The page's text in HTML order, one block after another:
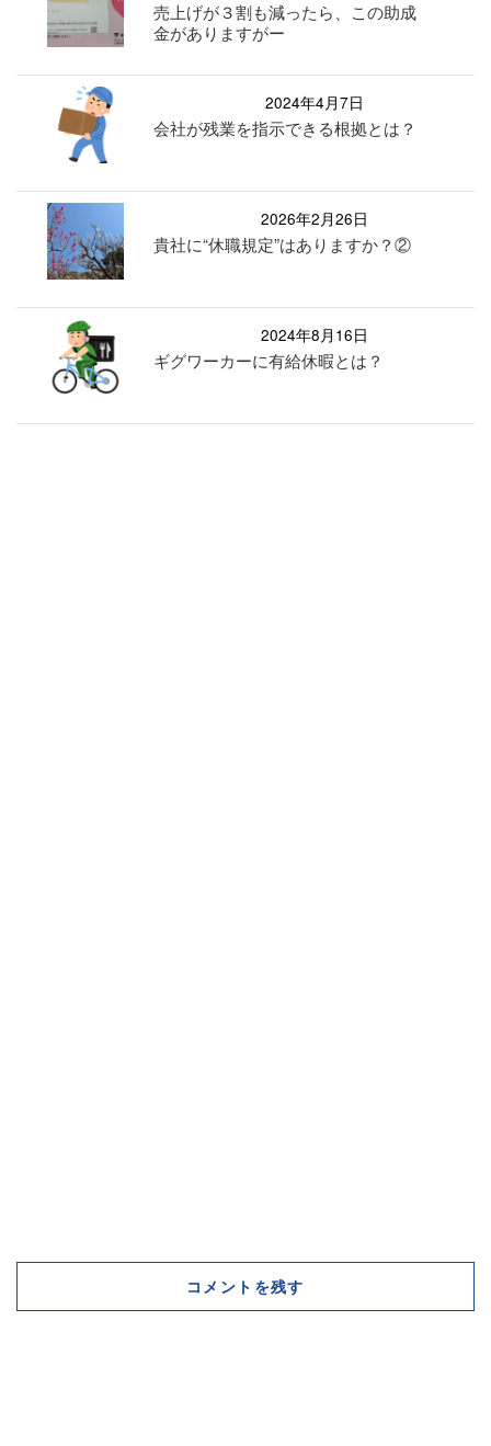
売上げが３割も減ったら、この助成
金がありますがー
2024年4月7日
会社が残業を指示できる根拠とは？
2026年2月26日
貴社に“休職規定”はありますか？②
2024年8月16日
ギグワーカーに有給休暇とは？
コメントを残す